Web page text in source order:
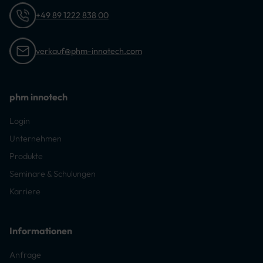
+49 89 1222 838 00
verkauf@phm-innotech.com
phm innotech
Login
Unternehmen
Produkte
Seminare & Schulungen
Karriere
Informationen
Anfrage